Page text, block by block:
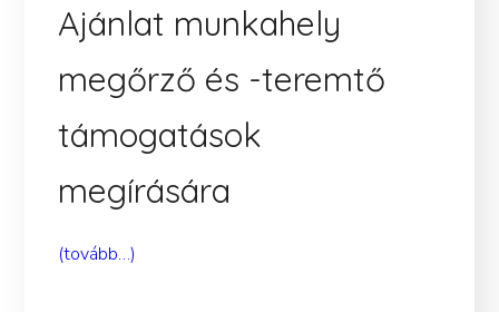
Ajánlat munkahely
megőrző és -teremtő
támogatások
megírására
(tovább…)